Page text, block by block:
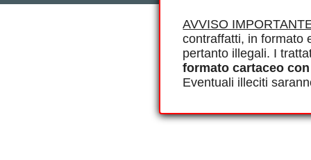
AVVISO
contraffatti, in formato
pertanto illegali. I
formato cartaceo
Eventuali illeciti